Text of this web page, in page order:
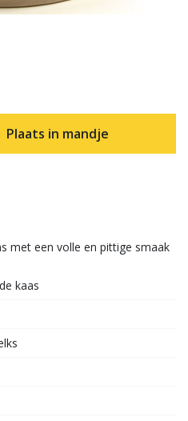
met een volle en pittige smaak
Plaats in mandje
kaas